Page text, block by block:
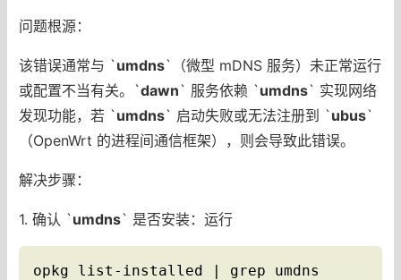
问题根源：
该错误通常与 `umdns`（微型 mDNS 服务）未正常运行
或配置不当有关。`dawn` 服务依赖 `umdns` 实现网络
发现功能，若 `umdns` 启动失败或无法注册到 `ubus`
（OpenWrt 的进程间通信框架），则会导致此错误。
解决步骤：
1. 确认 `umdns` 是否安装：运行
opkg list-installed | grep umdns